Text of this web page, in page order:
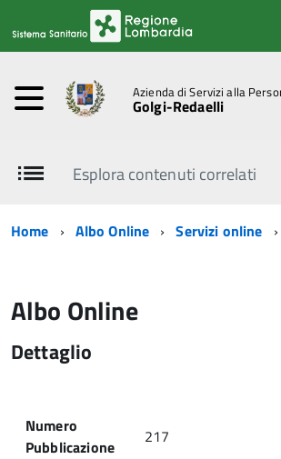
Azienda di Servizi alla
Golgi-Redaelli
Esplora contenuti correlati
Home Albo Online Servizi online
Albo Online
Dettaglio
Numero
Pubblicazione
217